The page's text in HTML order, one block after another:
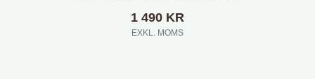
1 490 KR
EXKL. MOMS